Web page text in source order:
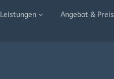
Leistungen Angebot & Preis